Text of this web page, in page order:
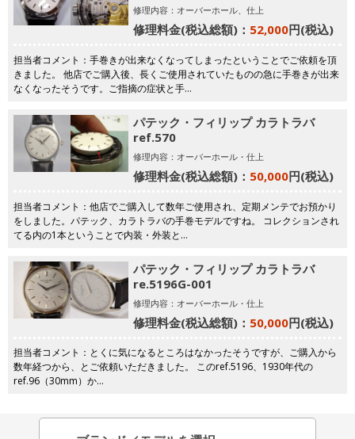
修理内容：オーバーホール、仕上
修理料金(税込総額)： 52,000円(税込)
担当者コメント：手巻きが出来なくなってしまったということでご依頼を頂
きました。 他店でご購入後、長くご使用されていたものの急に手巻きが出来
なくなったそうです。ご指摘の症状と手…
パテック・フィリップ カラトラバ
ref.570
修理内容：オーバーホール・仕上
修理料金(税込総額)： 50,000円(税込)
担当者コメント：他店でご購入して数年ご使用され、定期メンテでお預かり
をしました。パテック、カラトラバの手巻モデルですね。 コレクションされ
てる内の1本ということで内装・外装と…
パテック・フィリップ カラトラバ
re.5196G-001
修理内容：オーバーホール・仕上
修理料金(税込総額)： 50,000円(税込)
担当者コメント：とくに気になるところはなかったそうですが、ご購入から
数年経つから、とご依頼いただきました。 このref.5196、1930年代の
ref.96（30mm）か…